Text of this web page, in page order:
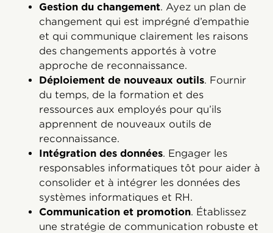
Gestion du changement. Ayez un plan de
changement qui est imprégné d’empathie
et qui communique clairement les raisons
des changements apportés à votre
approche de reconnaissance.
Déploiement de nouveaux outils. Fournir
du temps, de la formation et des
ressources aux employés pour qu’ils
apprennent de nouveaux outils de
reconnaissance.
Intégration des données. Engager les
responsables informatiques tôt pour aider à
consolider et à intégrer les données des
systèmes informatiques et RH.
Communication et promotion. Établissez
une stratégie de communication robuste et